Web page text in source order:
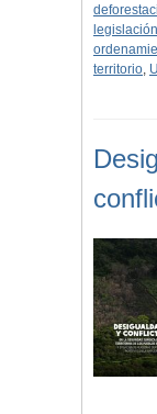
legislación
territorio,